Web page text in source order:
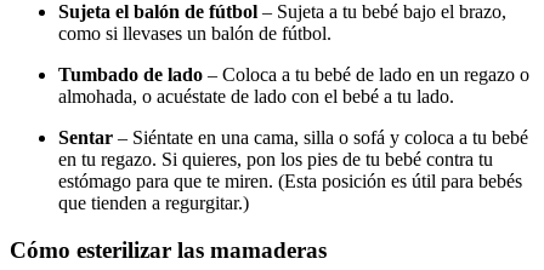
Sujeta el balón de fútbol – Sujeta a tu bebé bajo el brazo,
como si llevases un balón de fútbol.
Tumbado de lado – Coloca a tu bebé de lado en un regazo o
almohada, o acuéstate de lado con el bebé a tu lado.
Sentar – Siéntate en una cama, silla o sofá y coloca a tu bebé
en tu regazo. Si quieres, pon los pies de tu bebé contra tu
estómago para que te miren. (Esta posición es útil para bebés
que tienden a regurgitar.)
Cómo esterilizar las mamaderas